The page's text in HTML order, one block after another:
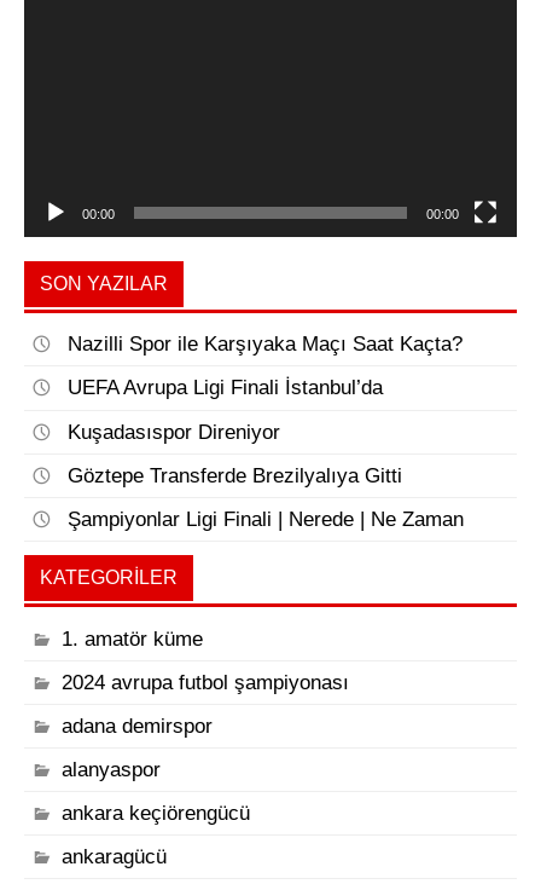
00:00 00:00
SON YAZILAR
Nazilli Spor ile Karşıyaka Maçı Saat Kaçta?
UEFA Avrupa Ligi Finali İstanbul’da
Kuşadasıspor Direniyor
Göztepe Transferde Brezilyalıya Gitti
Şampiyonlar Ligi Finali | Nerede | Ne Zaman
KATEGORILER
1. amatör küme
2024 avrupa futbol şampiyonası
adana demirspor
alanyaspor
ankara keçiörengücü
ankaragücü